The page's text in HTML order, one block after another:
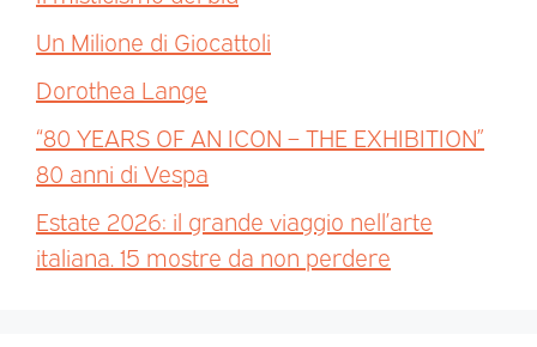
Un Milione di Giocattoli
Dorothea Lange
“80 YEARS OF AN ICON – THE EXHIBITION”
80 anni di Vespa
Estate 2026: il grande viaggio nell’arte
italiana. 15 mostre da non perdere